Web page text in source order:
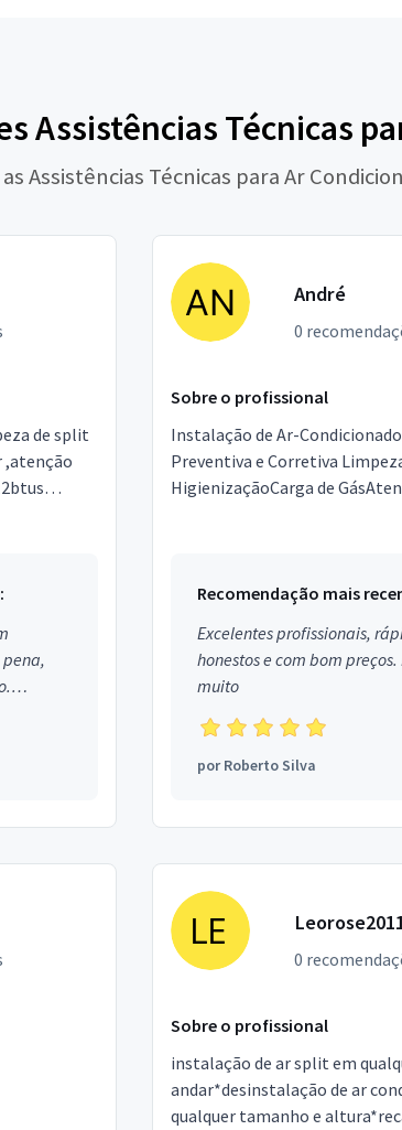
Assistências Técnicas
Assistências Técnicas para Ar
de split
,atenção
André
0
Sobre o profissional
Instalação de Ar-
Preventiva e Corretiva
HigienizaçãoCarga de
Recomendação mais
Excelentes profissionais,
honestos e com bom
muito
porRoberto Silva
0
Sobre o profissional
instalação de ar split em
andar*desinstalação de ar
qualquer tamanho e